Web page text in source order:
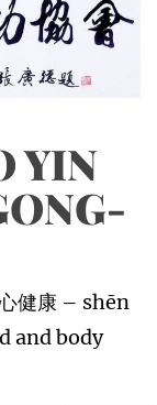
YIN
健康 – shēn
and body